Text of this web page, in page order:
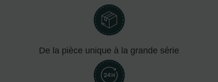
De la pièce unique à la grande série